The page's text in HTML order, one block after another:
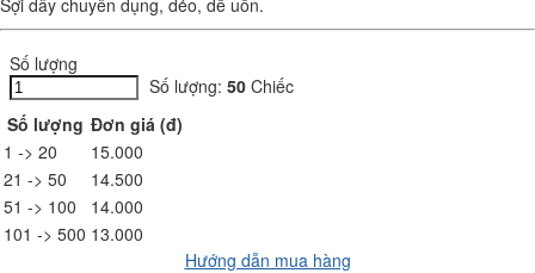
Sợi dây chuyên dụng, dẻo, dễ uốn.
Số lượng
Số lượng: 50 Chiếc
Số lượng Đơn giá (đ)
1 -> 20
15.000
21 -> 50
14.500
51 -> 100
14.000
101 -> 500 13.000
Hướng dẫn mua hàng